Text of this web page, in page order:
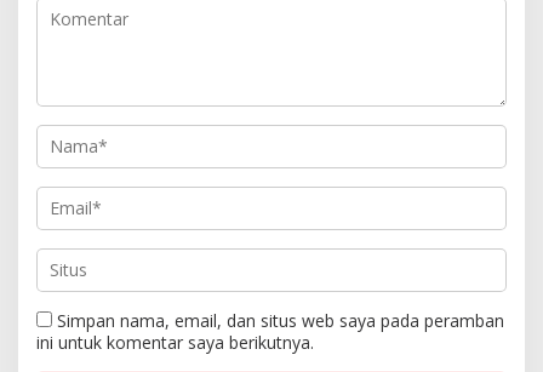
Simpan nama, email, dan situs web saya pada peramban
ini untuk komentar saya berikutnya.